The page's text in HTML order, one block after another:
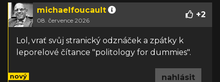
michaelfoucault
08. července 2026
+2
Lol, vrať svůj stranický odznáček a zpátky k
leporelové čítance "politology for dummies".
nový nahlásit